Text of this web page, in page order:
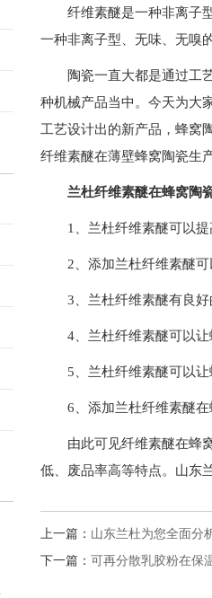
纤维素醚是一种非离子
一种非离子型、无味、无嗅
陶瓷一直大都是通过工
种机械产品当中。今天为大
工艺设计出的新产品，蜂窝
纤维素醚在薄壁蜂窝陶瓷生
兰杜纤维素醚在蜂窝陶
1、兰杜纤维素醚可以
2、添加兰杜纤维素醚
3、兰杜纤维素醚有良
4、兰杜纤维素醚可以
5、兰杜纤维素醚可以
6、添加兰杜纤维素醚
由此可见纤维素醚在蜂
低、废品率高等特点。山东
上一篇： 山东兰杜为您全面分
下一篇： 可再分散乳胶粉在保